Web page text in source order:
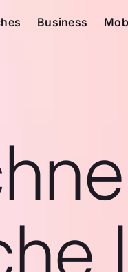
Business